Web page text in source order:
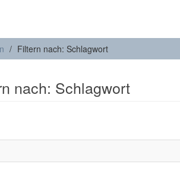
Filtern nach: Schlagwort
nach: Schlagwort